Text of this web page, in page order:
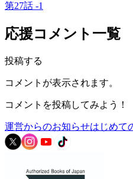
第27話 -1
応援コメント一覧
投稿する
コメントが表示されます。
コメントを投稿してみよう！
運営からのお知らせはじめて